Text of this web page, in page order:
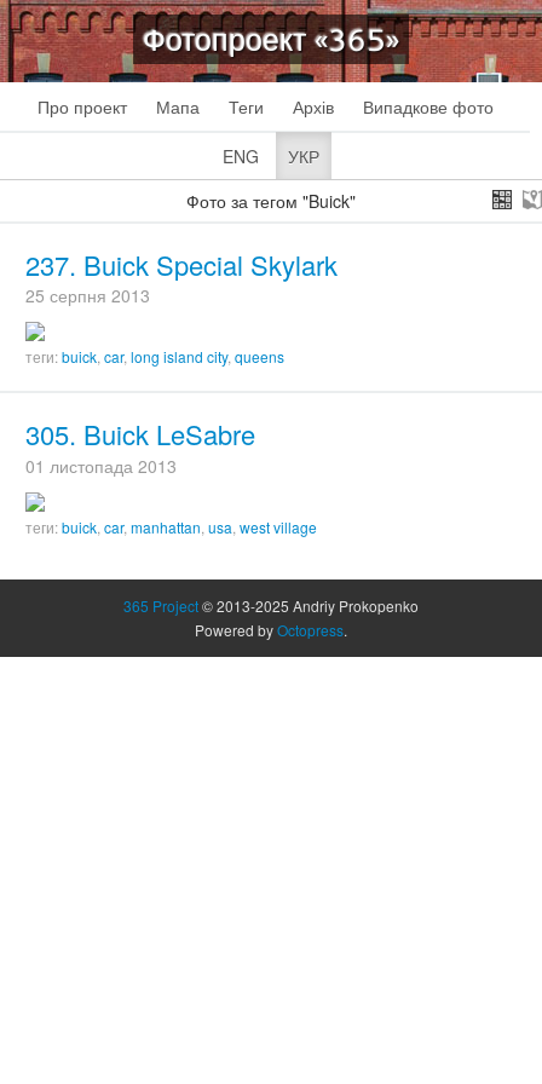
Фотопроект «365»
Про проект Мапа Теги Архів Випадкове фото
ENG
УКР
Фото за тегом "Buick"
237. Buick Special Skylark
25 серпня 2013
теги:buick car, long island city, queens
305. Buick LeSabre
01 листопада 2013
теги:buick car, manhattan usa west village
365 Project© 2013-2025 Andriy Prokopenko
Powered byOctopress.